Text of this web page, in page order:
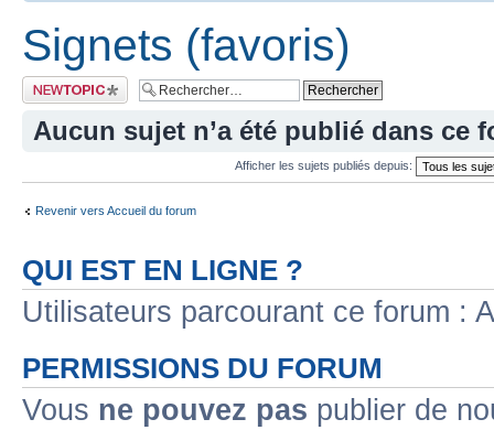
Signets (favoris)
Publier un nouveau
sujet
Aucun sujet n’a été publié dans ce
Afficher les sujets publiés depuis:
Revenir vers Accueil du forum
QUI EST EN LIGNE ?
Utilisateurs parcourant ce forum :
PERMISSIONS DU FORUM
Vous ne pouvez pas publier de